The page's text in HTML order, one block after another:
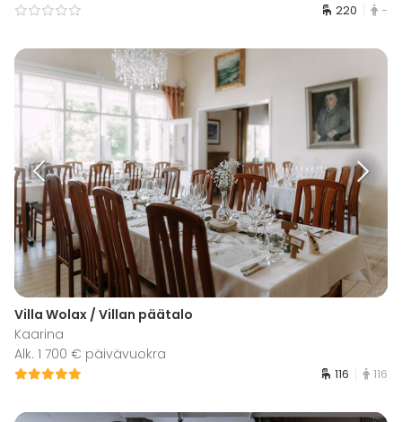
220 -
Villa Wolax / Villan päätalo
Kaarina
Alk. 1 700 € päivävuokra
116 116